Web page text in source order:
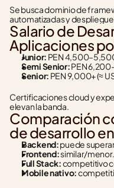
Se busca dominio de
automatizadas y
Salario de
Aplicaciones
Junior: PEN
Semi Senior: PEN
Senior: PEN 9,000+ (≈
Certificaciones cloud y
elevan la banda.
Comparación
de desarrollo
Backend: puede
Frontend: similar/menor.
Full Stack: competitivo
Mobile nativo: